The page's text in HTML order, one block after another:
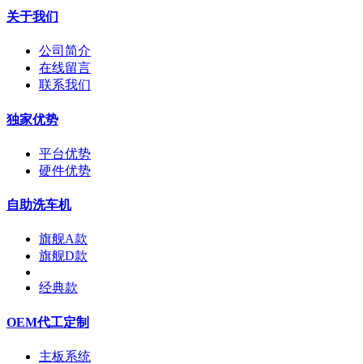
关于我们
公司简介
在线留言
联系我们
独家优势
平台优势
硬件优势
自助洗车机
旗舰A款
旗舰D款
经典款
OEM代工定制
主板系统